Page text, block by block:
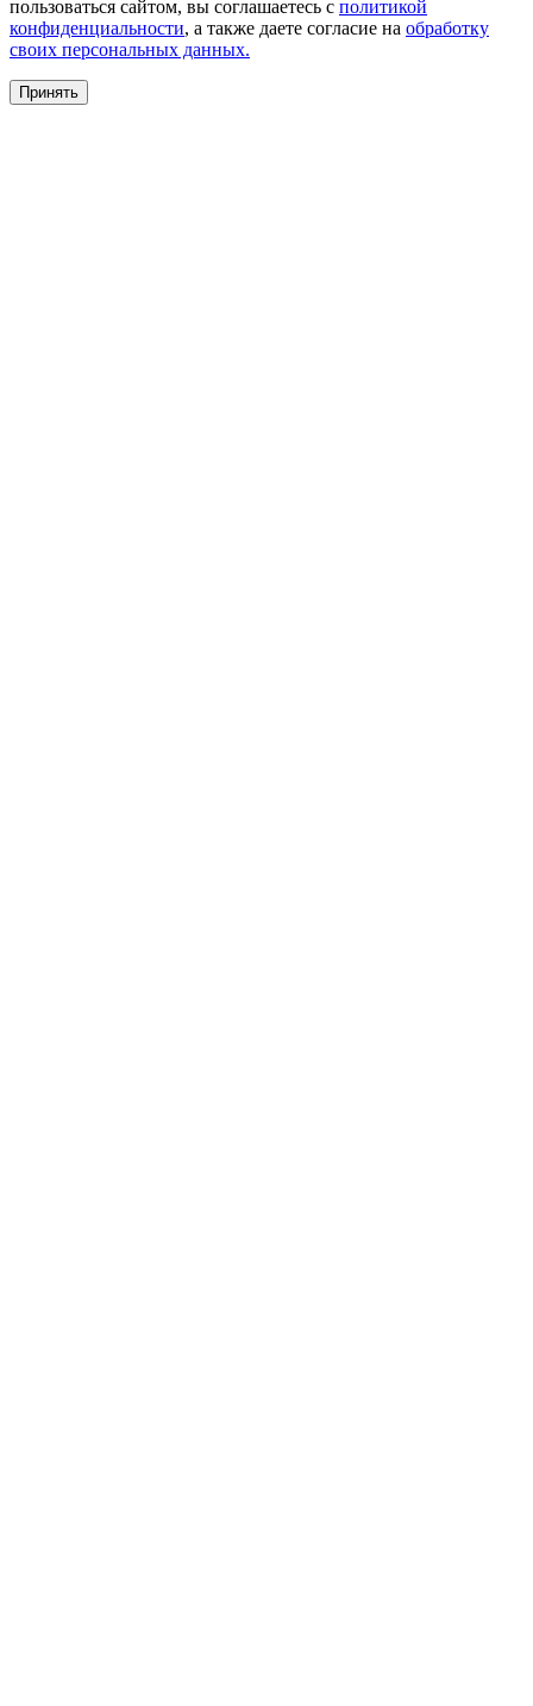
пользоваться сайтом, вы соглашаетесь с политикой
конфиденциальности, а также даете согласие на обработку
своих персональных данных.
Принять